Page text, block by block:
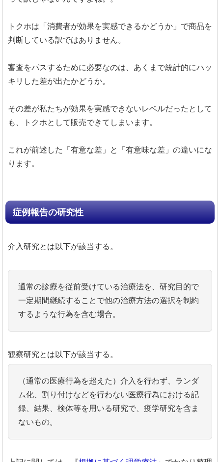
トクホは「消費者が効果を実感できるかどうか」で商品を
判断している訳ではありません。
審査をパスするために必要なのは、あくまで統計的にハッ
キリした差が出たかどうか。
その差が私たちが効果を実感できないレベルだったとして
も、トクホとして販売できてしまいます。
これが前述した「有意な差」と「有意味な差」の違いにな
ります。
症例報告の研究性
介入研究とは以下が該当する。
通常の診療を従前受けている治療法を、研究目的で
一定期間継続することで他の治療方法の選択を制約
するような行為を含む場合。
観察研究とは以下が該当する。
（通常の医療行為を超えた）介入を行わず、ランダ
ム化、割り付けなどを行わない医療行為における記
録、結果、検体等を用いる研究で、疫学研究を含ま
ないもの。